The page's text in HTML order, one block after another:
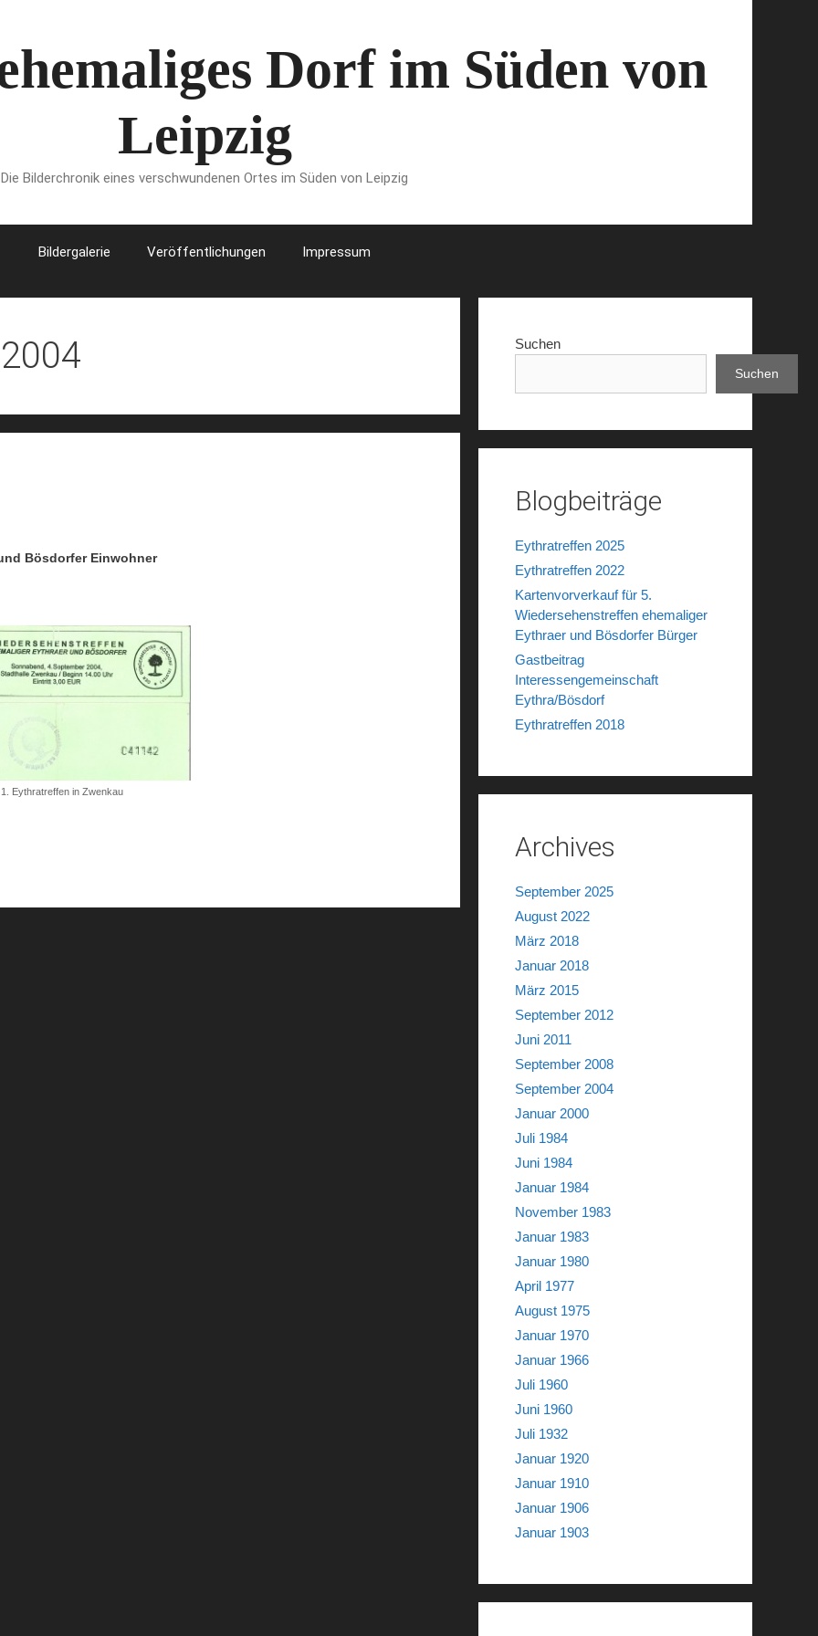
Dorf im Süden von
Leipzig
Die Bilderchronik eines verschwundenen Ortes im Süden von Leipzig
Bildergalerie Veröffentlichungen Impressum
Bösdorfer Einwohner
Eythratreffen in Zwenkau
Suchen
Suchen
Blogbeiträge
Eythratreffen 2025
Eythratreffen 2022
Kartenvorverkauf für 5.
Wiedersehenstreffen ehemaliger
Eythraer und Bösdorfer Bürger
Gastbeitrag
Interessengemeinschaft
Eythra/Bösdorf
Eythratreffen 2018
Archives
September 2025
August 2022
März 2018
Januar 2018
März 2015
September 2012
Juni 2011
September 2008
September 2004
Januar 2000
Juli 1984
Juni 1984
Januar 1984
November 1983
Januar 1983
Januar 1980
April 1977
August 1975
Januar 1970
Januar 1966
Juli 1960
Juni 1960
Juli 1932
Januar 1920
Januar 1910
Januar 1906
Januar 1903